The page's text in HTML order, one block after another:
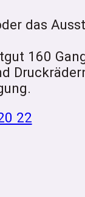
das
160
22